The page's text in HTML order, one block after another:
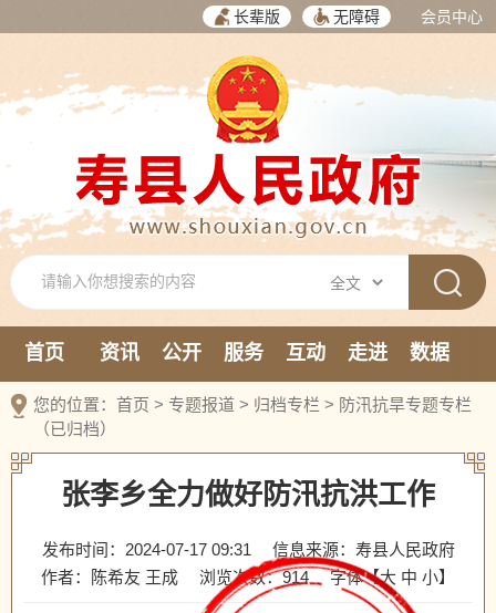
长辈版 无障碍 会员中心
首页 资讯 公开 服务 互动 走进
数据
新媒体
您的位置： 首页 > 专题报道 > 归档专栏 > 防汛抗旱专题专栏
（已归档）
张李乡全力做好防汛抗洪工作
发布时间：2024-07-17 09:31
信息来源：寿县人民政府
作者：陈希友 王成
浏览次数：914 字体【大 中 小】